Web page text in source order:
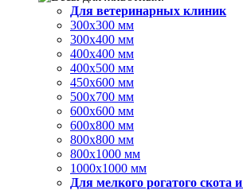
Для ветеринарных клиник
300х300 мм
300х400 мм
400х400 мм
400х500 мм
450х600 мм
500х700 мм
600х600 мм
600х800 мм
800х800 мм
800х1000 мм
1000х1000 мм
Для мелкого рогатого скота